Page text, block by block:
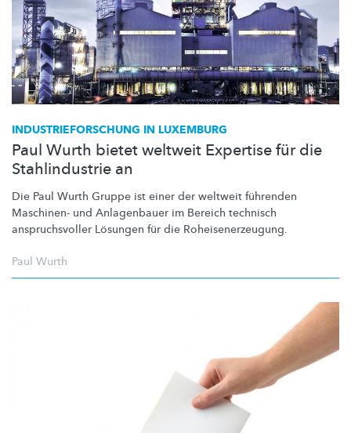
INDUSTRIEFORSCHUNG IN LUXEMBURG
Paul Wurth bietet weltweit Expertise für die
Stahlindustrie an
Die Paul Wurth Gruppe ist einer der weltweit führenden
Maschinen- und Anlagenbauer im Bereich technisch
anspruchsvoller Lösungen für die Roheisenerzeugung.
Paul Wurth